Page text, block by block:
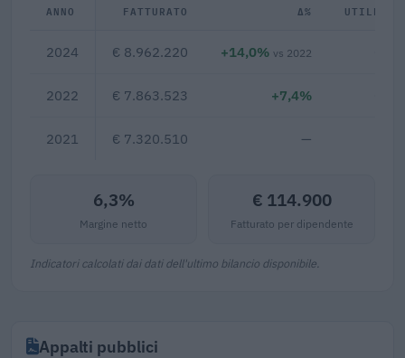
ANNO FATTURATO Δ% UTILE/
2024 € 8.962.220 +14,0% vs 2022
2022 € 7.863.523 +7,4%
2021 € 7.320.510 —
6,3%
Margine netto
€ 114.900
Fatturato per dipendente
Indicatori calcolati dai dati dell'ultimo bilancio disponibile.
Appalti pubblici